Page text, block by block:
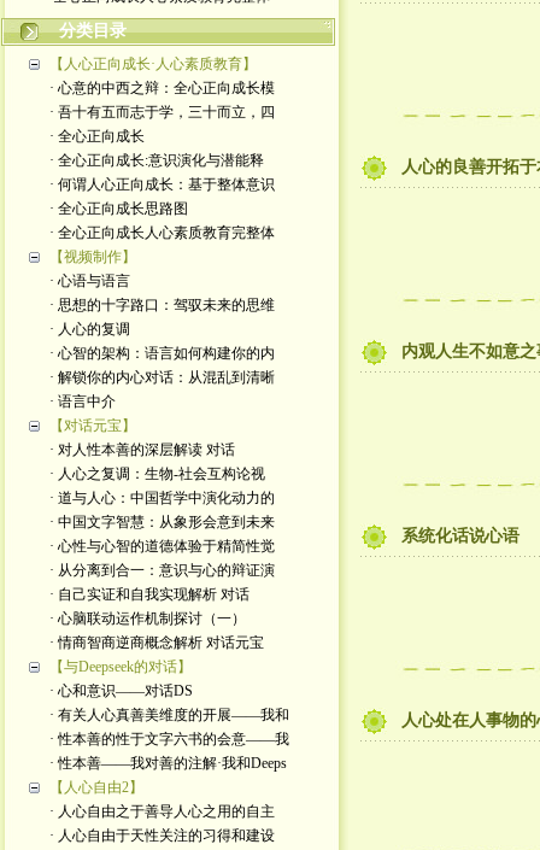
分类目录
【人心正向成长·人心素质教育】
· 心意的中西之辩：全心正向成长模
· 吾十有五而志于学，三十而立，四
· 全心正向成长
· 全心正向成长:意识演化与潜能释
· 何谓人心正向成长：基于整体意识
· 全心正向成长思路图
· 全心正向成长人心素质教育完整体
【视频制作】
· 心语与语言
· 思想的十字路口：驾驭未来的思维
· 人心的复调
· 心智的架构：语言如何构建你的内
· 解锁你的内心对话：从混乱到清晰
· 语言中介
【对话元宝】
· 对人性本善的深层解读 对话
· 人心之复调：生物-社会互构论视
· 道与人心：中国哲学中演化动力的
· 中国文字智慧：从象形会意到未来
· 心性与心智的道德体验于精简性觉
· 从分离到合一：意识与心的辩证演
· 自己实证和自我实现解析 对话
· 心脑联动运作机制探讨（一）
· 情商智商逆商概念解析 对话元宝
【与Deepseek的对话】
· 心和意识——对话DS
· 有关人心真善美维度的开展——我和
· 性本善的性于文字六书的会意——我
· 性本善——我对善的注解·我和Deeps
【人心自由2】
· 人心自由之于善导人心之用的自主
· 人心自由于天性关注的习得和建设
人心的良善开拓
内观人生不如意
系统化话说心语
人心处在人事物